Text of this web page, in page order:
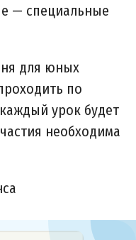
— специальные
для юных
по
урок будет
необходима